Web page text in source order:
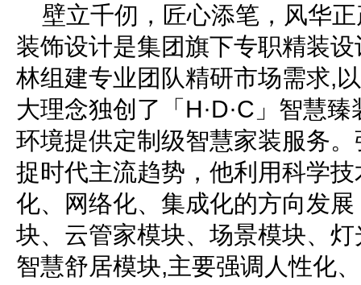
壁立千仞，匠心添笔，风华
装饰设计是集团旗下专职精装
林组建专业团队精研市场需求,
大理念独创了「H·D·C」智慧
环境提供定制级智慧家装服务
捉时代主流趋势，他利用科学
化、网络化、集成化的方向发
块、云管家模块、场景模块、
智慧舒居模块,主要强调人性化